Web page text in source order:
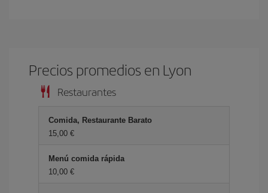
Precios promedios en Lyon
Restaurantes
Comida, Restaurante Barato
15,00 €
Menú comida rápida
10,00 €